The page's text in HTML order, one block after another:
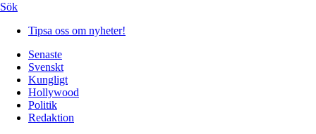
Sök
Tipsa oss om nyheter!
Senaste
Svenskt
Kungligt
Hollywood
Politik
Redaktion